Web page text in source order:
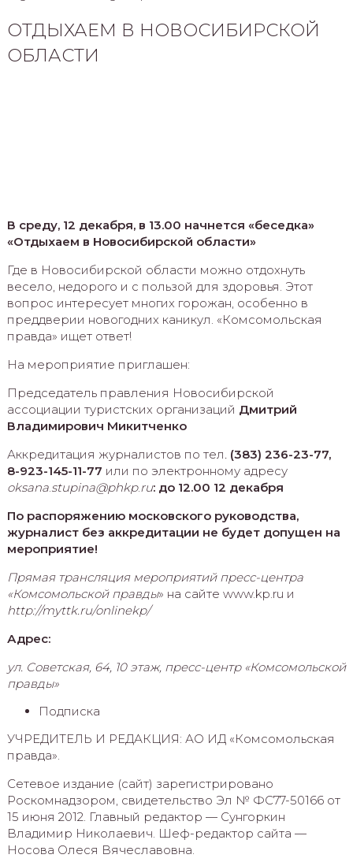
ОТДЫХАЕМ В НОВОСИБИРСКОЙ
ОБЛАСТИ
В среду, 12 декабря, в 13.00 начнется «беседка»
«Отдыхаем в Новосибирской области»
Где в Новосибирской области можно отдохнуть
весело, недорого и с пользой для здоровья. Этот
вопрос интересует многих горожан, особенно в
преддверии новогодних каникул. «Комсомольская
правда» ищет ответ!
На мероприятие приглашен:
Председатель правления Новосибирской
ассоциации туристских организаций Дмитрий
Владимирович Микитченко
Аккредитация журналистов по тел (383) 236-23-77,
8-923-145-11-77 или по электронному адресу
oksana. stupina@phkp. ru: до 12.00 12 декабря
По распоряжению московского руководства,
журналист без аккредитации не будет допущен на
мероприятие!
Прямая трансляция мероприятий пресс-центра
«Комсомольской правды» на сайте www.kp.ru и
http://myttk.ru/onlinekp/
Адрес:
ул. Советская, 64, 10 этаж, пресс-центр «Комсомольской
правды»
Подписка
УЧРЕДИТЕЛЬ И РЕДАКЦИЯ: АО ИД «Комсомольская
правда».
Сетевое издание (сайт) зарегистрировано
Роскомнадзором, свидетельство Эл № ФC77-50166 от
15 июня 2012. Главный редактор — Сунгоркин
Владимир Николаевич. Шеф-редактор сайта —
Носова Олеся Вячеславовна.